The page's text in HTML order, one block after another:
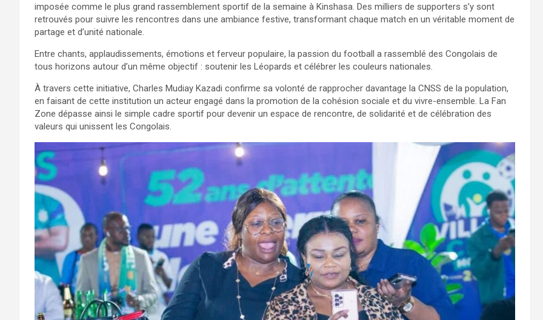
imposée comme le plus grand rassemblement sportif de la semaine à Kinshasa. Des milliers de supporters s’y sont
retrouvés pour suivre les rencontres dans une ambiance festive, transformant chaque match en un véritable moment de
partage et d’unité nationale.
Entre chants, applaudissements, émotions et ferveur populaire, la passion du football a rassemblé des Congolais de
tous horizons autour d’un même objectif : soutenir les Léopards et célébrer les couleurs nationales.
À travers cette initiative, Charles Mudiay Kazadi confirme sa volonté de rapprocher davantage la CNSS de la population,
en faisant de cette institution un acteur engagé dans la promotion de la cohésion sociale et du vivre-ensemble. La Fan
Zone dépasse ainsi le simple cadre sportif pour devenir un espace de rencontre, de solidarité et de célébration des
valeurs qui unissent les Congolais.